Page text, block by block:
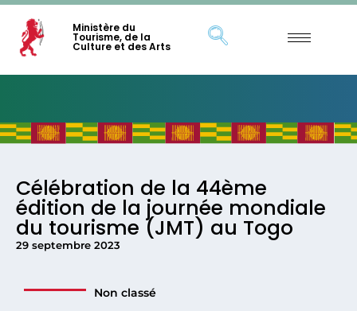
Ministère du
Tourisme, de la
Culture et des Arts
Célébration de la 44ème
édition de la journée mondiale
du tourisme (JMT) au Togo
29 septembre 2023
Non classé